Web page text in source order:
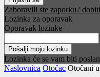
Zaboravili ste zaporku?
Lozinka za oporavak
Oporavak lozinke
Lozinka će se vam biti
Naslovnica Otočac Otočani